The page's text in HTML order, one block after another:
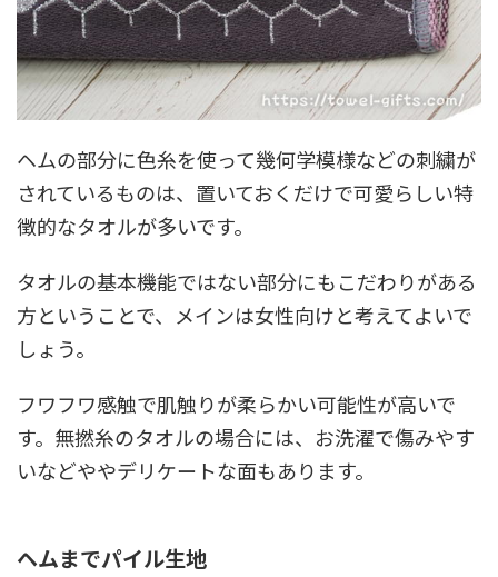
ヘムの部分に色糸を使って幾何学模様などの刺繍が
されているものは、置いておくだけで可愛らしい特
徴的なタオルが多いです。
タオルの基本機能ではない部分にもこだわりがある
方ということで、メインは女性向けと考えてよいで
しょう。
フワフワ感触で肌触りが柔らかい可能性が高いで
す。無撚糸のタオルの場合には、お洗濯で傷みやす
いなどややデリケートな面もあります。
ヘムまでパイル生地